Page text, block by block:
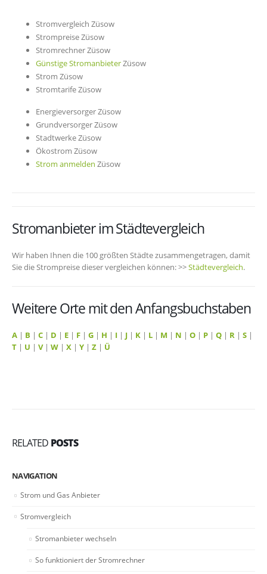
Stromvergleich Züsow
Strompreise Züsow
Stromrechner Züsow
Günstige StromanbieterZüsow
Strom Züsow
Stromtarife Züsow
Energieversorger Züsow
Grundversorger Züsow
Stadtwerke Züsow
Ökostrom Züsow
Strom anmelden Züsow
Stromanbieter im Städtevergleich
Wir haben Ihnen die 100 größten Städte zusammengetragen, damit
Sie die Strompreise dieser vergleichen können: >>Städtevergleich.
Weitere Orte mit den Anfangsbuchstaben
A | B | C | D | E | F | G | H | I | J | K | L | M | N | O | P | Q | R | S |
T | U | V| W | X | Y | Z | Ü
RELATED POSTS
NAVIGATION
Strom und Gas Anbieter
Stromvergleich
Stromanbieter wechseln
So funktioniert der Stromrechner